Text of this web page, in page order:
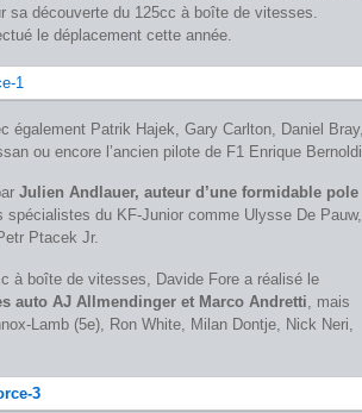
sa découverte du 125cc à boîte de vitesses.
le déplacement cette année.
également Patrik Hajek, Gary Carlton, Daniel Bray,
ou encore l’ancien pilote de F1 Enrique Bernoldi.
Julien Andlauer, auteur d’une formidable pole
spécialistes du KF-Junior comme Ulysse De Pauw,
Ptacek Jr.
à boîte de vitesses, Davide Fore a réalisé le
auto AJ Allmendinger et Marco Andretti , mais
Lamb (5e), Ron White, Milan Dontje, Nick Neri,